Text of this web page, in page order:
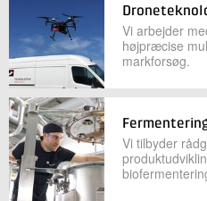
Vi arbejder
højpræcise
markforsøg.
Vi tilbyder